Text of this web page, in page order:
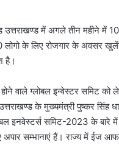
उत्तराखण्ड में अगले तीन महीने
के लिए रोजगार के अवसर खुलेंगे
है।
वाले ग्लोबल इन्वेस्टर समिट
के मुख्यमंत्री पुष्कर सिंह
इनवेस्टर्स समिट-2023 के बारे में
अपार सम्भानाएं हैं। राज्य में